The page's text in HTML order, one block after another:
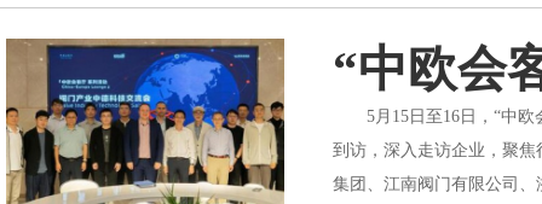
“中欧会
5月15日至16日，“中欧
到访，深入走访企业，聚
集团、江南阀门有限公司